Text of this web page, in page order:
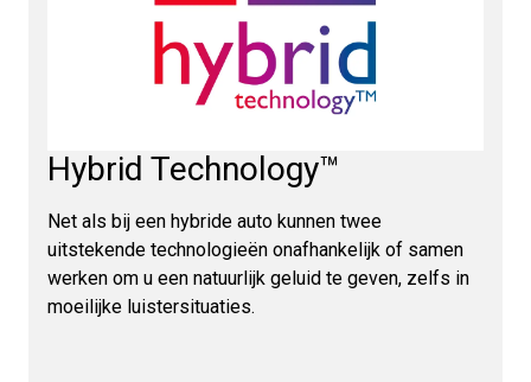
Hybrid Technology™
Net als bij een hybride auto kunnen twee
uitstekende technologieën onafhankelijk of samen
werken om u een natuurlijk geluid te geven, zelfs in
moeilijke luistersituaties.